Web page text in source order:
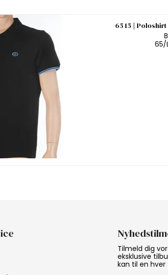
65 15 |
65/
Tilmeld dig
eksklusive
kan til en